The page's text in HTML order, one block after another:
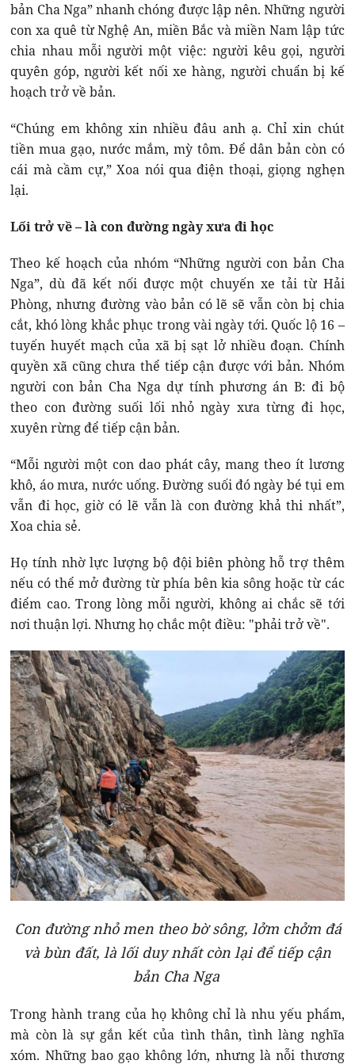
bản Cha Nga” nhanh chóng được lập nên. Những người
con xa quê từ Nghệ An, miền Bắc và miền Nam lập tức
chia nhau mỗi người một việc: người kêu gọi, người
quyên góp, người kết nối xe hàng, người chuẩn bị kế
hoạch trở về bản.
“Chúng em không xin nhiều đâu anh ạ. Chỉ xin chút
tiền mua gạo, nước mắm, mỳ tôm. Để dân bản còn có
cái mà cầm cự,” Xoa nói qua điện thoại, giọng nghẹn
lại.
Lối trở về – là con đường ngày xưa đi học
Theo kế hoạch của nhóm “Những người con bản Cha
Nga”, dù đã kết nối được một chuyến xe tải từ Hải
Phòng, nhưng đường vào bản có lẽ sẽ vẫn còn bị chia
cắt, khó lòng khắc phục trong vài ngày tới. Quốc lộ 16 –
tuyến huyết mạch của xã bị sạt lở nhiều đoạn. Chính
quyền xã cũng chưa thể tiếp cận được với bản. Nhóm
người con bản Cha Nga dự tính phương án B: đi bộ
theo con đường suối lối nhỏ ngày xưa từng đi học,
xuyên rừng để tiếp cận bản.
“Mỗi người một con dao phát cây, mang theo ít lương
khô, áo mưa, nước uống. Đường suối đó ngày bé tụi em
vẫn đi học, giờ có lẽ vẫn là con đường khả thi nhất”,
Xoa chia sẻ.
Họ tính nhờ lực lượng bộ đội biên phòng hỗ trợ thêm
nếu có thể mở đường từ phía bên kia sông hoặc từ các
điểm cao. Trong lòng mỗi người, không ai chắc sẽ tới
nơi thuận lợi. Nhưng họ chắc một điều: "phải trở về".
Con đường nhỏ men theo bờ sông, lởm chởm đá
và bùn đất, là lối duy nhất còn lại để tiếp cận
bản Cha Nga
Trong hành trang của họ không chỉ là nhu yếu phẩm,
mà còn là sự gắn kết của tình thân, tình làng nghĩa
xóm. Những bao gạo không lớn, nhưng là nỗi thương